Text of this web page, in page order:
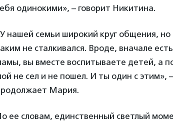
одинокими», – говорит Никитина.
нашей семьи широкий круг общения, но
не сталкивался. Вроде, вначале
вы вместе воспитываете детей, а
не сел и не пошел. И ты один с этим»,
Мария.
ее словам, единственный светлый